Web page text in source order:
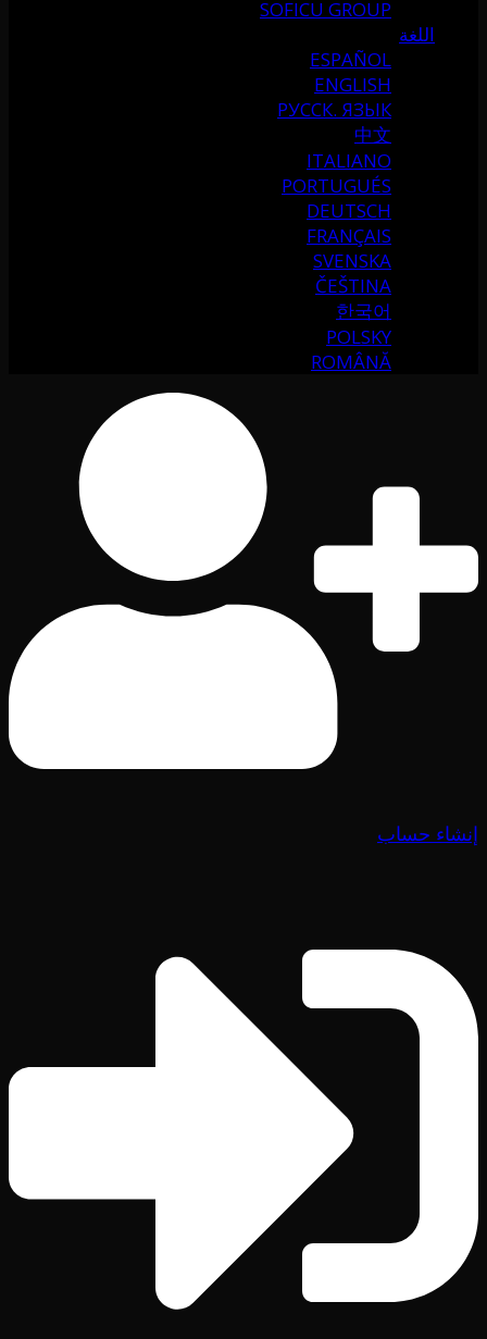
SOFICU GROUP
اللغة
ESPAÑOL
ENGLISH
РУССК. ЯЗЫК
中文
ITALIANO
PORTUGUÉS
DEUTSCH
FRANÇAIS
SVENSKA
ČEŠTINA
한국어
POLSKY
ROMÂNĂ
إنشاء حساب